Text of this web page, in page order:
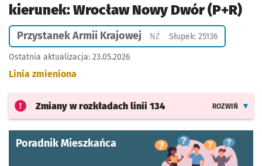
kierunek: Wrocław Nowy Dwór (P+R)
Przystanek Armii Krajowej NŻPrzystanek na życzenie
Słupek: 25136
Ostatnia aktualizacja: 23.05.2026
Linia zmieniona
Zmiany w rozkładach linii 134 ROZWIŃ
Poradnik Mieszkańca